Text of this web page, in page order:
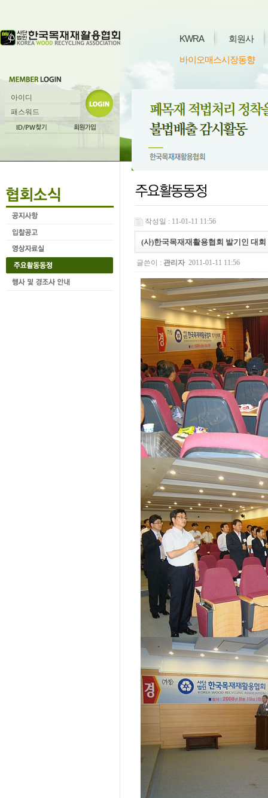
KWRA 회원사
바이오매스시장동향
작성일 : 11-01-11 11:56
(사)한국목재재활용협회 발기인 대회
글쓴이 : 관리자 2011-01-11 11:56